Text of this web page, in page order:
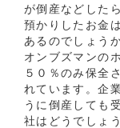
が倒産などした
預かりしたお金
あるのでしょう
オンブズマンの
５０％のみ保全
れています。企
うに倒産しても
社はどうでしょ